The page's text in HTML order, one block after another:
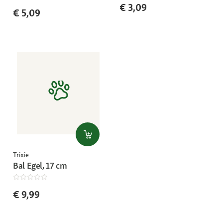
€ 5,09 € 3,09
Trixie
Bal Egel, 17 cm
€ 9,99